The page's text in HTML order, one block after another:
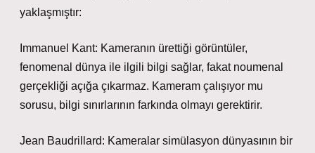
yaklaşmıştır:
Immanuel Kant: Kameranın ürettiği görüntüler,
fenomenal dünya ile ilgili bilgi sağlar, fakat noumenal
gerçekliği açığa çıkarmaz. Kameram çalışıyor mu
sorusu, bilgi sınırlarının farkında olmayı gerektirir.
Jean Baudrillard: Kameralar simülasyon dünyasının bir